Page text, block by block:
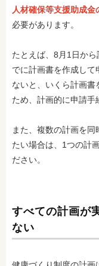
人材確保等支援助成
必要があります。
たとえば、8月1日か
でに計画書を作成し
ないと、いくら計画
ため、計画的に申請手
また、複数の計画を
たい場合は、1つの計
ださい。
すべての計画が
ない